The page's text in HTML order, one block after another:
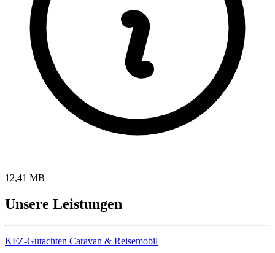
12,41 MB
Unsere Leistungen
KFZ-Gutachten Caravan & Reisemobil